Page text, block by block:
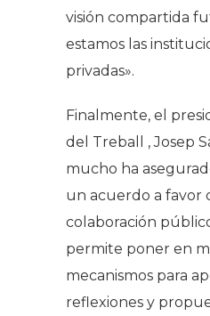
visión compartida
estamos las
privadas».
Finalmente, el
del Treball , Josep
mucho ha
un acuerdo a favor
colaboración
permite poner en
mecanismos para
reflexiones y